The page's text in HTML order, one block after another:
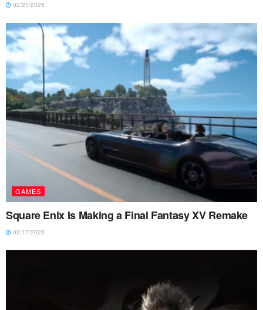
02/21/2025
GAMES
Square Enix Is Making a Final Fantasy XV Remake
02/17/2025